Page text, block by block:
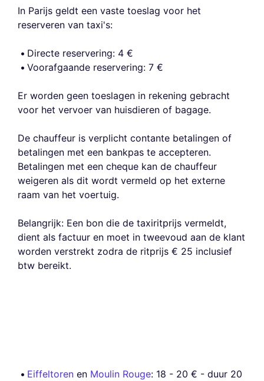
In Parijs geldt een vaste toeslag voor het
reserveren van taxi's:
Directe reservering: 4 €
Voorafgaande reservering: 7 €
Er worden geen toeslagen in rekening gebracht
voor het vervoer van huisdieren of bagage.
De chauffeur is verplicht contante betalingen of
betalingen met een bankpas te accepteren.
Betalingen met een cheque kan de chauffeur
weigeren als dit wordt vermeld op het externe
raam van het voertuig.
Belangrijk: Een bon die de taxiritprijs vermeldt,
dient als factuur en moet in tweevoud aan de klant
worden verstrekt zodra de ritprijs € 25 inclusief
btw bereikt.
Eiffeltoren en Moulin Rouge: 18 - 20 € - duur 20